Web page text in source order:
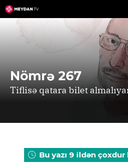
Skip
to
content
Nömrə 267
Tiflisə qatara bilet
Bu yazı 9 ildən çoxdur